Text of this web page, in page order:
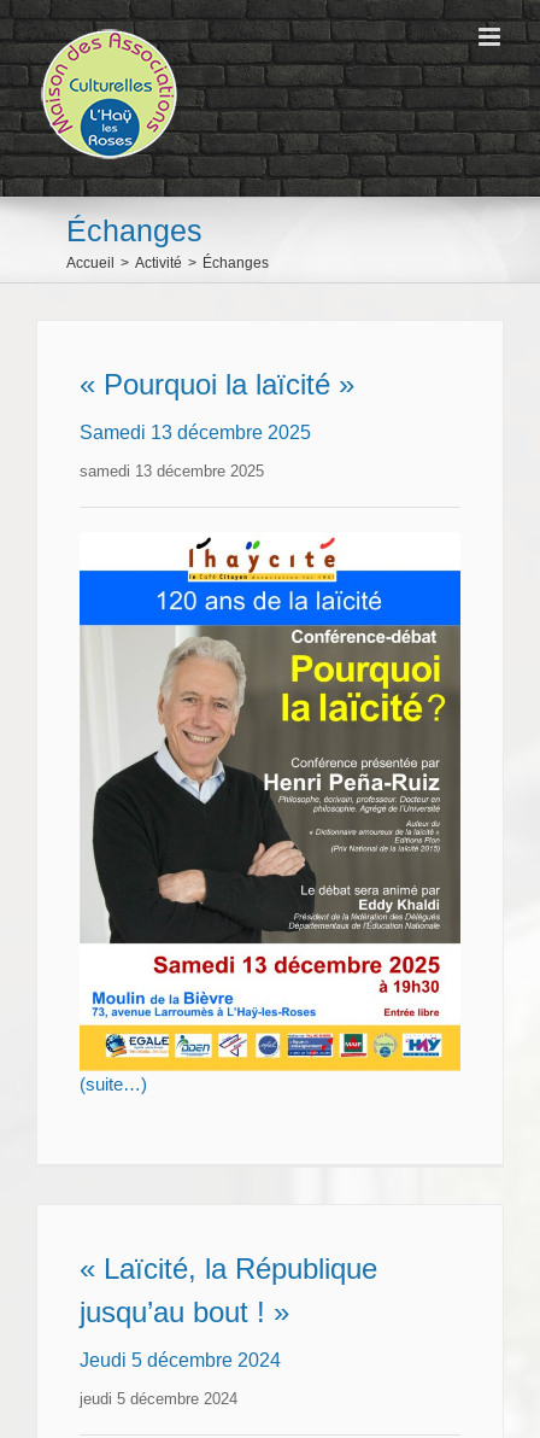
Passer
au
contenu
Échanges
Accueil > Activité > Échanges
« Pourquoi la laïcité »
Samedi 13 décembre 2025
samedi 13 décembre 2025
(suite…)
« Laïcité, la République
jusqu’au bout ! »
Jeudi 5 décembre 2024
jeudi 5 décembre 2024